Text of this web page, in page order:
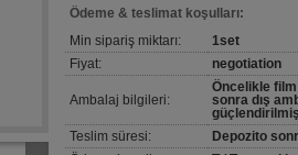
Ödeme & teslimat koşulları:
Min sipariş miktarı:
1set
Fiyat:
negotiation
Ambalaj bilgileri:
Öncelikle
sonra dış
güçlendirilmiş
Teslim süresi:
Depozito